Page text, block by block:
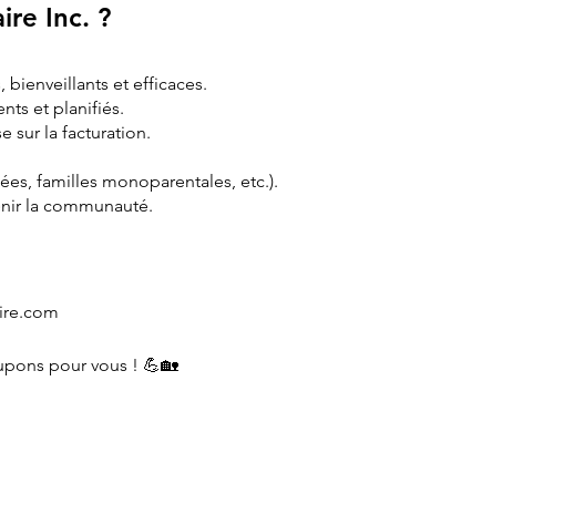
Inc. ?
et efficaces.
et planifiés.
sur la facturation.
familles monoparentales, etc.).
la communauté.
pour vous ! 💪🏡